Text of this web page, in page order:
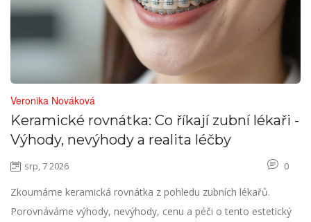
Veronika Nováková
Keramické rovnátka: Co říkají zubní lékaři -
Výhody, nevýhody a realita léčby
srp, 7 2026 0
Zkoumáme keramická rovnátka z pohledu zubních lékařů.
Porovnáváme výhody, nevýhody, cenu a péči o tento estetický